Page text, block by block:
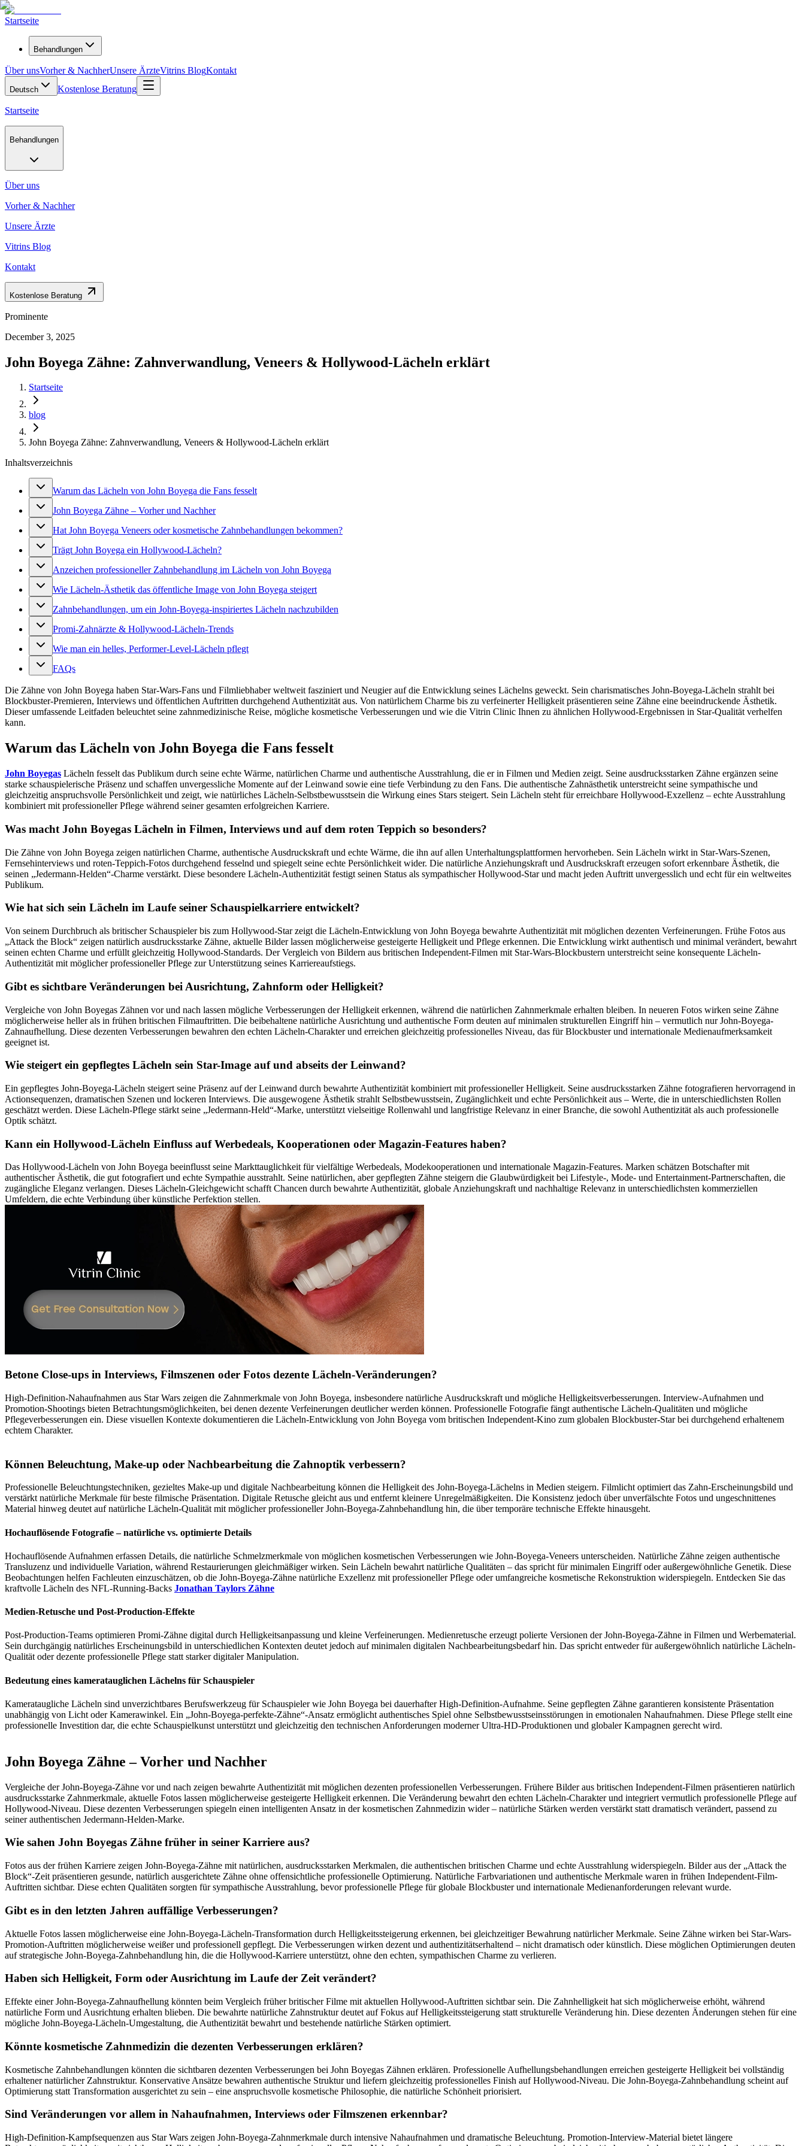
Startseite
Behandlungen
Über unsVorher & NachherUnsere ÄrzteVitrins BlogKontakt
Deutsch Kostenlose Beratung
Startseite
Behandlungen
Über uns
Vorher & Nachher
Unsere Ärzte
Vitrins Blog
Kontakt
Kostenlose Beratung
Prominente
December 3, 2025
John Boyega Zähne: Zahnverwandlung, Veneers & Hollywood-Lächeln erklärt
Startseite
blog
John Boyega Zähne: Zahnverwandlung, Veneers & Hollywood-Lächeln erklärt
Inhaltsverzeichnis
Warum das Lächeln von John Boyega die Fans fesselt
John Boyega Zähne – Vorher und Nachher
Hat John Boyega Veneers oder kosmetische Zahnbehandlungen bekommen?
Trägt John Boyega ein Hollywood-Lächeln?
Anzeichen professioneller Zahnbehandlung im Lächeln von John Boyega
Wie Lächeln-Ästhetik das öffentliche Image von John Boyega steigert
Zahnbehandlungen, um ein John-Boyega-inspiriertes Lächeln nachzubilden
Promi-Zahnärzte & Hollywood-Lächeln-Trends
Wie man ein helles, Performer-Level-Lächeln pflegt
FAQs
Die Zähne von John Boyega haben Star-Wars-Fans und Filmliebhaber weltweit fasziniert und Neugier auf die Entwicklung seines Lächelns geweckt. Sein charismatisches John-Boyega-Lächeln strahlt bei
Blockbuster-Premieren, Interviews und öffentlichen Auftritten durchgehend Authentizität aus. Von natürlichem Charme bis zu verfeinerter Helligkeit präsentieren seine Zähne eine beeindruckende Ästhetik.
Dieser umfassende Leitfaden beleuchtet seine zahnmedizinische Reise, mögliche kosmetische Verbesserungen und wie die Vitrin Clinic Ihnen zu ähnlichen Hollywood-Ergebnissen in Star-Qualität verhelfen
kann.
Warum das Lächeln von John Boyega die Fans fesselt
John Boyegas Lächeln fesselt das Publikum durch seine echte Wärme, natürlichen Charme und authentische Ausstrahlung, die er in Filmen und Medien zeigt. Seine ausdrucksstarken Zähne ergänzen seine
starke schauspielerische Präsenz und schaffen unvergessliche Momente auf der Leinwand sowie eine tiefe Verbindung zu den Fans. Die authentische Zahnästhetik unterstreicht seine sympathische und
gleichzeitig anspruchsvolle Persönlichkeit und zeigt, wie natürliches Lächeln-Selbstbewusstsein die Wirkung eines Stars steigert. Sein Lächeln steht für erreichbare Hollywood-Exzellenz – echte Ausstrahlung
kombiniert mit professioneller Pflege während seiner gesamten erfolgreichen Karriere.
Was macht John Boyegas Lächeln in Filmen, Interviews und auf dem roten Teppich so besonders?
Die Zähne von John Boyega zeigen natürlichen Charme, authentische Ausdruckskraft und echte Wärme, die ihn auf allen Unterhaltungsplattformen hervorheben. Sein Lächeln wirkt in Star-Wars-Szenen,
Fernsehinterviews und roten-Teppich-Fotos durchgehend fesselnd und spiegelt seine echte Persönlichkeit wider. Die natürliche Anziehungskraft und Ausdruckskraft erzeugen sofort erkennbare Ästhetik, die
seinen „Jedermann-Helden“-Charme verstärkt. Diese besondere Lächeln-Authentizität festigt seinen Status als sympathischer Hollywood-Star und macht jeden Auftritt unvergesslich und echt für ein weltweites
Publikum.
Wie hat sich sein Lächeln im Laufe seiner Schauspielkarriere entwickelt?
Von seinem Durchbruch als britischer Schauspieler bis zum Hollywood-Star zeigt die Lächeln-Entwicklung von John Boyega bewahrte Authentizität mit möglichen dezenten Verfeinerungen. Frühe Fotos aus
„Attack the Block“ zeigen natürlich ausdrucksstarke Zähne, aktuelle Bilder lassen möglicherweise gesteigerte Helligkeit und Pflege erkennen. Die Entwicklung wirkt authentisch und minimal verändert, bewahrt
seinen echten Charme und erfüllt gleichzeitig Hollywood-Standards. Der Vergleich von Bildern aus britischen Independent-Filmen mit Star-Wars-Blockbustern unterstreicht seine konsequente Lächeln-
Authentizität mit möglicher professioneller Pflege zur Unterstützung seines Karriereaufstiegs.
Gibt es sichtbare Veränderungen bei Ausrichtung, Zahnform oder Helligkeit?
Vergleiche von John Boyegas Zähnen vor und nach lassen mögliche Verbesserungen der Helligkeit erkennen, während die natürlichen Zahnmerkmale erhalten bleiben. In neueren Fotos wirken seine Zähne
möglicherweise heller als in frühen britischen Filmauftritten. Die beibehaltene natürliche Ausrichtung und authentische Form deuten auf minimalen strukturellen Eingriff hin – vermutlich nur John-Boyega-
Zahnaufhellung. Diese dezenten Verbesserungen bewahren den echten Lächeln-Charakter und erreichen gleichzeitig professionelles Niveau, das für Blockbuster und internationale Medienaufmerksamkeit
geeignet ist.
Wie steigert ein gepflegtes Lächeln sein Star-Image auf und abseits der Leinwand?
Ein gepflegtes John-Boyega-Lächeln steigert seine Präsenz auf der Leinwand durch bewahrte Authentizität kombiniert mit professioneller Helligkeit. Seine ausdrucksstarken Zähne fotografieren hervorragend in
Actionsequenzen, dramatischen Szenen und lockeren Interviews. Die ausgewogene Ästhetik strahlt Selbstbewusstsein, Zugänglichkeit und echte Persönlichkeit aus – Werte, die in unterschiedlichsten Rollen
geschätzt werden. Diese Lächeln-Pflege stärkt seine „Jedermann-Held“-Marke, unterstützt vielseitige Rollenwahl und langfristige Relevanz in einer Branche, die sowohl Authentizität als auch professionelle
Optik schätzt.
Kann ein Hollywood-Lächeln Einfluss auf Werbedeals, Kooperationen oder Magazin-Features haben?
Das Hollywood-Lächeln von John Boyega beeinflusst seine Markttauglichkeit für vielfältige Werbedeals, Modekooperationen und internationale Magazin-Features. Marken schätzen Botschafter mit
authentischer Ästhetik, die gut fotografiert und echte Sympathie ausstrahlt. Seine natürlichen, aber gepflegten Zähne steigern die Glaubwürdigkeit bei Lifestyle-, Mode- und Entertainment-Partnerschaften, die
zugängliche Eleganz verlangen. Dieses Lächeln-Gleichgewicht schafft Chancen durch bewahrte Authentizität, globale Anziehungskraft und nachhaltige Relevanz in unterschiedlichsten kommerziellen
Umfeldern, die echte Verbindung über künstliche Perfektion stellen.
Betone Close-ups in Interviews, Filmszenen oder Fotos dezente Lächeln-Veränderungen?
High-Definition-Nahaufnahmen aus Star Wars zeigen die Zahnmerkmale von John Boyega, insbesondere natürliche Ausdruckskraft und mögliche Helligkeitsverbesserungen. Interview-Aufnahmen und
Promotion-Shootings bieten Betrachtungsmöglichkeiten, bei denen dezente Verfeinerungen deutlicher werden können. Professionelle Fotografie fängt authentische Lächeln-Qualitäten und mögliche
Pflegeverbesserungen ein. Diese visuellen Kontexte dokumentieren die Lächeln-Entwicklung von John Boyega vom britischen Independent-Kino zum globalen Blockbuster-Star bei durchgehend erhaltenem
echtem Charakter.
Können Beleuchtung, Make-up oder Nachbearbeitung die Zahnoptik verbessern?
Professionelle Beleuchtungstechniken, gezieltes Make-up und digitale Nachbearbeitung können die Helligkeit des John-Boyega-Lächelns in Medien steigern. Filmlicht optimiert das Zahn-Erscheinungsbild und
verstärkt natürliche Merkmale für beste filmische Präsentation. Digitale Retusche gleicht aus und entfernt kleinere Unregelmäßigkeiten. Die Konsistenz jedoch über unverfälschte Fotos und ungeschnittenes
Material hinweg deutet auf natürliche Lächeln-Qualität mit möglicher professioneller John-Boyega-Zahnbehandlung hin, die über temporäre technische Effekte hinausgeht.
Hochauflösende Fotografie – natürliche vs. optimierte Details
Hochauflösende Aufnahmen erfassen Details, die natürliche Schmelzmerkmale von möglichen kosmetischen Verbesserungen wie John-Boyega-Veneers unterscheiden. Natürliche Zähne zeigen authentische
Transluzenz und individuelle Variation, während Restaurierungen gleichmäßiger wirken. Sein Lächeln bewahrt natürliche Qualitäten – das spricht für minimalen Eingriff oder außergewöhnliche Genetik. Diese
Beobachtungen helfen Fachleuten einzuschätzen, ob die John-Boyega-Zähne natürliche Exzellenz mit professioneller Pflege oder umfangreiche kosmetische Rekonstruktion widerspiegeln. Entdecken Sie das
kraftvolle Lächeln des NFL-Running-Backs Jonathan Taylors Zähne
Medien-Retusche und Post-Production-Effekte
Post-Production-Teams optimieren Promi-Zähne digital durch Helligkeitsanpassung und kleine Verfeinerungen. Medienretusche erzeugt polierte Versionen der John-Boyega-Zähne in Filmen und Werbematerial.
Sein durchgängig natürliches Erscheinungsbild in unterschiedlichen Kontexten deutet jedoch auf minimalen digitalen Nachbearbeitungsbedarf hin. Das spricht entweder für außergewöhnlich natürliche Lächeln-
Qualität oder dezente professionelle Pflege statt starker digitaler Manipulation.
Bedeutung eines kameratauglichen Lächelns für Schauspieler
Kamerataugliche Lächeln sind unverzichtbares Berufswerkzeug für Schauspieler wie John Boyega bei dauerhafter High-Definition-Aufnahme. Seine gepflegten Zähne garantieren konsistente Präsentation
unabhängig von Licht oder Kamerawinkel. Ein „John-Boyega-perfekte-Zähne“-Ansatz ermöglicht authentisches Spiel ohne Selbstbewusstseinsstörungen in emotionalen Nahaufnahmen. Diese Pflege stellt eine
professionelle Investition dar, die echte Schauspielkunst unterstützt und gleichzeitig den technischen Anforderungen moderner Ultra-HD-Produktionen und globaler Kampagnen gerecht wird.
John Boyega Zähne – Vorher und Nachher
Vergleiche der John-Boyega-Zähne vor und nach zeigen bewahrte Authentizität mit möglichen dezenten professionellen Verbesserungen. Frühere Bilder aus britischen Independent-Filmen präsentieren natürlich
ausdrucksstarke Zahnmerkmale, aktuelle Fotos lassen möglicherweise gesteigerte Helligkeit erkennen. Die Veränderung bewahrt den echten Lächeln-Charakter und integriert vermutlich professionelle Pflege auf
Hollywood-Niveau. Diese dezenten Verbesserungen spiegeln einen intelligenten Ansatz in der kosmetischen Zahnmedizin wider – natürliche Stärken werden verstärkt statt dramatisch verändert, passend zu
seiner authentischen Jedermann-Helden-Marke.
Wie sahen John Boyegas Zähne früher in seiner Karriere aus?
Fotos aus der frühen Karriere zeigen John-Boyega-Zähne mit natürlichen, ausdrucksstarken Merkmalen, die authentischen britischen Charme und echte Ausstrahlung widerspiegeln. Bilder aus der „Attack the
Block“-Zeit präsentieren gesunde, natürlich ausgerichtete Zähne ohne offensichtliche professionelle Optimierung. Natürliche Farbvariationen und authentische Merkmale waren in frühen Independent-Film-
Auftritten sichtbar. Diese echten Qualitäten sorgten für sympathische Ausstrahlung, bevor professionelle Pflege für globale Blockbuster und internationale Medienanforderungen relevant wurde.
Gibt es in den letzten Jahren auffällige Verbesserungen?
Aktuelle Fotos lassen möglicherweise eine John-Boyega-Lächeln-Transformation durch Helligkeitssteigerung erkennen, bei gleichzeitiger Bewahrung natürlicher Merkmale. Seine Zähne wirken bei Star-Wars-
Promotion-Auftritten möglicherweise weißer und professionell gepflegt. Die Verbesserungen wirken dezent und authentizitätserhaltend – nicht dramatisch oder künstlich. Diese möglichen Optimierungen deuten
auf strategische John-Boyega-Zahnbehandlung hin, die die Hollywood-Karriere unterstützt, ohne den echten, sympathischen Charme zu verlieren.
Haben sich Helligkeit, Form oder Ausrichtung im Laufe der Zeit verändert?
Effekte einer John-Boyega-Zahnaufhellung könnten beim Vergleich früher britischer Filme mit aktuellen Hollywood-Auftritten sichtbar sein. Die Zahnhelligkeit hat sich möglicherweise erhöht, während
natürliche Form und Ausrichtung erhalten blieben. Die bewahrte natürliche Zahnstruktur deutet auf Fokus auf Helligkeitssteigerung statt strukturelle Veränderung hin. Diese dezenten Änderungen stehen für eine
mögliche John-Boyega-Lächeln-Umgestaltung, die Authentizität bewahrt und bestehende natürliche Stärken optimiert.
Könnte kosmetische Zahnmedizin die dezenten Verbesserungen erklären?
Kosmetische Zahnbehandlungen könnten die sichtbaren dezenten Verbesserungen bei John Boyegas Zähnen erklären. Professionelle Aufhellungsbehandlungen erreichen gesteigerte Helligkeit bei vollständig
erhaltener natürlicher Zahnstruktur. Konservative Ansätze bewahren authentische Struktur und liefern gleichzeitig professionelles Finish auf Hollywood-Niveau. Die John-Boyega-Zahnbehandlung scheint auf
Optimierung statt Transformation ausgerichtet zu sein – eine anspruchsvolle kosmetische Philosophie, die natürliche Schönheit priorisiert.
Sind Veränderungen vor allem in Nahaufnahmen, Interviews oder Filmszenen erkennbar?
High-Definition-Kampfsequenzen aus Star Wars zeigen John-Boyega-Zahnmerkmale durch intensive Nahaufnahmen und dramatische Beleuchtung. Promotion-Interview-Material bietet längere